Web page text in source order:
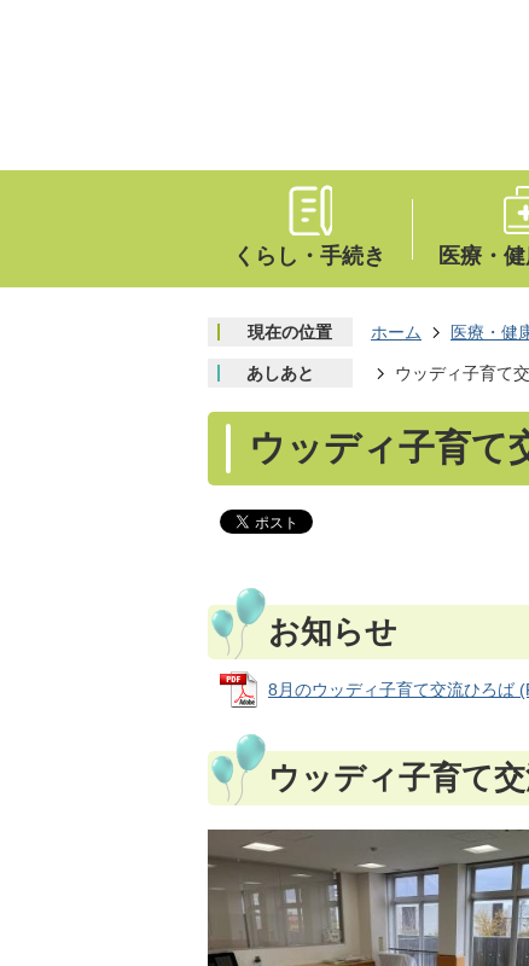
くらし・手続き 医療・
現在の位置 ホーム 医療・健
あしあと ウッディ子育て
ウッディ子育て
お知らせ
8月のウッディ子育て交流ひろば
ウッディ子育て